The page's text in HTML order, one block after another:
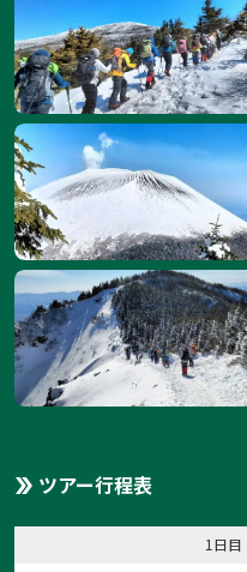
ツアー行程表
1日目